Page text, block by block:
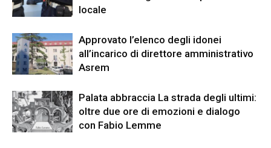
locale
Approvato l’elenco degli idonei
all’incarico di direttore amministrativo
Asrem
Palata abbraccia La strada degli ultimi:
oltre due ore di emozioni e dialogo
con Fabio Lemme